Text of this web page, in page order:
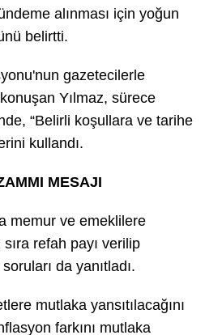
alınması için yoğun
belirtti.
gazetecilerle
Yılmaz, sürece
“Belirli koşullara ve tarihe
kullandı.
MESAJI
memur ve emeklilere
sıra refah payı verilip
da yanıtladı.
mutlaka yansıtılacağını
farkını mutlaka